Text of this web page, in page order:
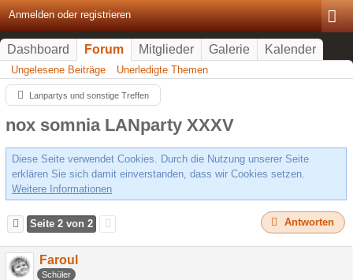
Anmelden oder registrieren
Dashboard Forum Mitglieder Galerie Kalender
Ungelesene Beiträge Unerledigte Themen
Lanpartys und sonstige Treffen
nox somnia LANparty XXXV
Diese Seite verwendet Cookies. Durch die Nutzung unserer Seite
erklären Sie sich damit einverstanden, dass wir Cookies setzen.
Weitere Informationen
Seite 2 von 2 Antworten
Faroul
Schüler